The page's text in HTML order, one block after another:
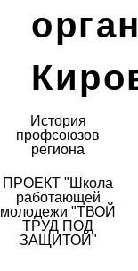
История
профсоюзов
региона
ПРОЕКТ "Школа
работающей
молодежи "ТВОЙ
ТРУД ПОД
ЗАЩИТОЙ"